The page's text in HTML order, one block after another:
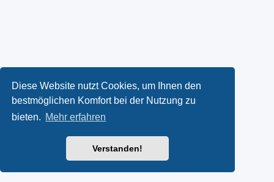
Diese Website nutzt Cookies, um Ihnen den
bestmöglichen Komfort bei der Nutzung zu
bieten. Mehr erfahren
Verstanden!